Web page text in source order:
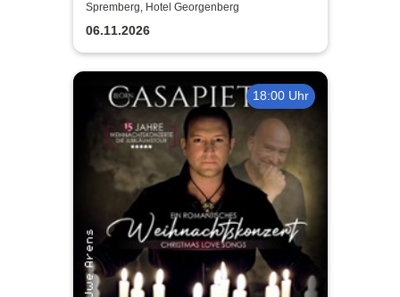
WUNDERWELT DER TRÄUME
| Florian Poldrack
Zauberkunst
Spremberg, Hotel Georgenberg
06.11.2026
18:00 Uhr